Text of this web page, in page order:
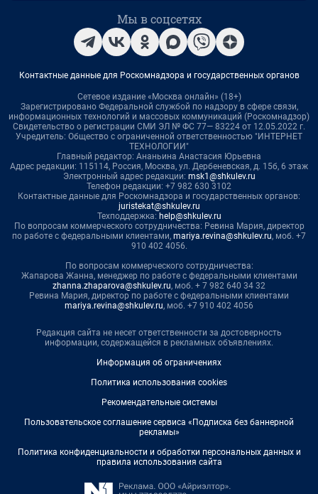
Мы в соцсетях
Контактные данные для Роскомнадзора и государственных органов
Сетевое издание «Москва онлайн» (18+)
Зарегистрировано Федеральной службой по надзору в сфере связи,
информационных технологий и массовых коммуникаций (Роскомнадзор)
Свидетельство о регистрации СМИ ЭЛ № ФС 77— 83224 от 12.05.2022 г.
Учредитель: Общество с ограниченной ответственностью "ИНТЕРНЕТ
ТЕХНОЛОГИИ"
Главный редактор: Ананьина Анастасия Юрьевна
Адрес редакции: 115114, Россия, Москва, ул. Дербеневская, д. 15б, 6 этаж
Электронный адрес редакции: msk1@shkulev.ru
Телефон редакции: +7 982 630 3102
Контактные данные для Роскомнадзора и государственных органов:
juristekat@shkulev.ru
Техподдержка: help@shkulev.ru
По вопросам коммерческого сотрудничества: Ревина Мария, директор
по работе с федеральными клиентами, mariya.revina@shkulev.ru, моб. +7
910 402 4056.
По вопросам коммерческого сотрудничества:
Жапарова Жанна, менеджер по работе с федеральными клиентами
zhanna.zhaparova@shkulev.ru, моб. + 7 982 640 34 32
Ревина Мария, директор по работе с федеральными клиентами
mariya.revina@shkulev.ru, моб. +7 910 402 4056
Редакция сайта не несет ответственности за достоверность
информации, содержащейся в рекламных объявлениях.
Информация об ограничениях
Политика использования cookies
Рекомендательные системы
Пользовательское соглашение сервиса «Подписка без баннерной
рекламы»
Политика конфиденциальности и обработки персональных данных и
правила использования сайта